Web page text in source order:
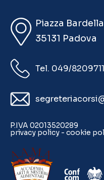
Piazza
35131 Padova
Tel. 049/8209711
P.IVA 02013520289
privacy policy - cookie